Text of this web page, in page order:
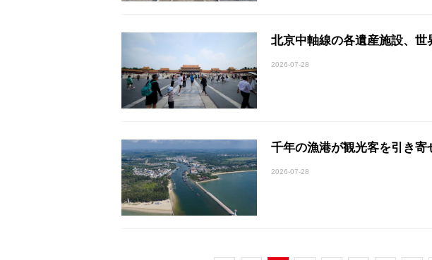
北京中軸線の各遺産施設、世
2026-07-28
千年の漁港が観光客を引き
2026-07-28